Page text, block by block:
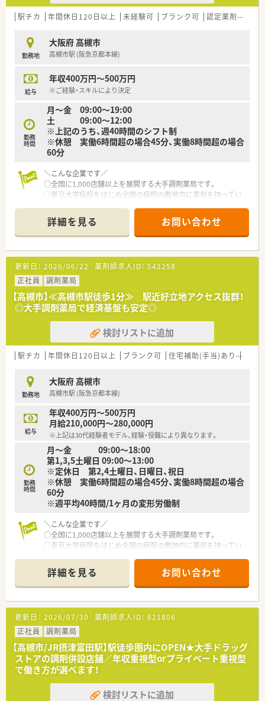
＼福利厚生／
年間休日120日以上、「連続休暇制度（年に1回、最大9連休を取得
できる制度）」等
プライベートも充実出来る様にワークライフバランスを後押し
〇社員割引制度、財形貯蓄制度、スポーツジム優待等が受けられ
る他、提携の保養施設は全国に40ヵ所あります。
スの実績!
産休、育休取得はもちろんのこと、育児短時間勤務制度を実施
育児休業より復帰後、1日最大2時間短縮して勤務できる制度で
す。
法律では3歳までですが、同社では小学校就学時までの期間利用
駅チカ 年間休日120日以上 未経験可 ブランク可 認定薬剤師取得支援あり
勤務地
大阪府 高槻市
高槻市駅 (阪急京都本線)
給与
年収400万円～500万円
※ご経験・スキルにより決定
勤務
時間
月〜金 09:00〜19:00
土 09:00〜12:00
※上記のうち、週40時間のシフト制
※休憩 実働6時間超の場合45分、実働8時間超の場合
60分
＼こんな企業です／
○全国に1,000店舗以上を展開する大手調剤薬局です。
○東京大学病院をはじめ全国の病院の敷地内に薬局を持ってい
病診薬連携を強化することで、地域にお住いの患者様に高度な医
療の提供を実現しています。
○全店「同一の機械・システム」を採用しており、且つ処方箋の応
需内容が多岐にわたる（敷地内・病院門前・医療モール・CL門前）
ので、スキルUPしたい方にはお勧めもです。
○長期就業＆自己研讃を続ける事で給与があがる仕組みになっ
ており、将来的に高年収も狙う事が出来ます。
○インターネットを使って処方薬の飲み方を遠隔指導する「オン
ライン服薬指導」、今後も病院の「敷地内薬局」の推進、女性客の
取り込みを狙う店舗でデザインの一新。
M&Aによる店舗拡大と業界のリーディングカンパニーとして成
長を続けています。
○どの店舗も、最新システムが整っています！
〇「社員第一主義」を掲げている同社では、福利厚生面が手厚く
年間休日120日以上、「連続休暇制度（年に1回、最大9連休を取得
できる制度）」等
プライベートも充実出来る様にワークライフバランスを後押し
してくれる制度が充実しています。
〇社員割引制度、財形貯蓄制度、スポーツジム優待等が受けられ
る他、提携の保養施設は全国に40ヵ所あります。
〇産休・育休・時短勤務者2,097人以上等、どれも業界トップクラ
スの実績!
産休、育休取得はもちろんのこと、育児短時間勤務制度を実施
育児休業より復帰後、1日最大2時間短縮して勤務できる制度で
す。
法律では3歳までですが、同社では小学校就学時までの期間利用
詳細を見る お問い合わせ
更新日： 2026/06/22 薬剤師求人ID： 542258
正社員
調剤薬局
【高槻市】≪高槻市駅徒歩1分≫ 駅近好立地アクセス抜群！
◎大手調剤薬局で経済基盤も安定◎
検討リストに追加
駅チカ 年間休日120日以上 ブランク可 住宅補助(手当)あり
勤務地
大阪府 高槻市
高槻市駅 (阪急京都本線)
給与
年収400万円～500万円
月給210,000円～280,000円
※上記は30代経験者モデル、経験・役職により異なります。
勤務
時間
月～金 09:00～18:00
第1,3,5土曜日 09:00～13:00
※定休日 第2,4土曜日、日曜日、祝日
※休憩 実働6時間超の場合45分、実働8時間超の場合
60分
※週平均40時間/1ヶ月の変形労働制
＼こんな企業です／
○全国に1,000店舗以上を展開する大手調剤薬局です。
○東京大学病院をはじめ全国の病院の敷地内に薬局を持ってい
病診薬連携を強化することで、地域にお住いの患者様に高度な医
療の提供を実現しています。
○全店「同一の機械・システム」を採用しており、且つ処方箋の応
需内容が多岐にわたる（敷地内・病院門前・医療モール・CL門前）
ので、スキルUPしたい方にはお勧めもです。
○長期就業＆自己研讃を続ける事で給与があがる仕組みになっ
ており、将来的に高年収も狙う事が出来ます。
○インターネットを使って処方薬の飲み方を遠隔指導する「オン
ライン服薬指導」、今後も病院の「敷地内薬局」の推進、女性客の
取り込みを狙う店舗でデザインの一新。
M&Aによる店舗拡大と業界のリーディングカンパニーとして成
長を続けています。
○どの店舗も、最新システムが整っています！
詳細を見る お問い合わせ
更新日： 2026/07/30 薬剤師求人ID： 621806
正社員
調剤薬局
【高槻市/JR摂津富田駅】駅徒歩圏内にOPEN★大手ドラッグ
ストアの調剤併設店舗／年収重視型orプライベート重視型
で働き方が選べます！
検討リストに追加